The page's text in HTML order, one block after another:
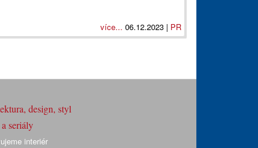
více... 06.12.2023 | PR
design, styl
seriály
interiér